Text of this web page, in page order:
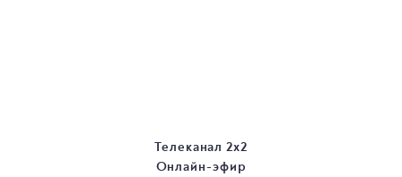
Телеканал 2х2
Онлайн-эфир